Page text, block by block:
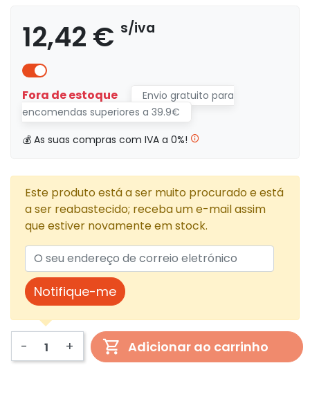
12,42 € s/iva
Fora de estoque
Envio gratuito para
encomendas superiores a 39.9€
💰 As suas compras com IVA a 0%!
Este produto está a ser muito procurado e está
a ser reabastecido; receba um e-mail assim
que estiver novamente em stock.
Notifique-me
- + Adicionar ao carrinho